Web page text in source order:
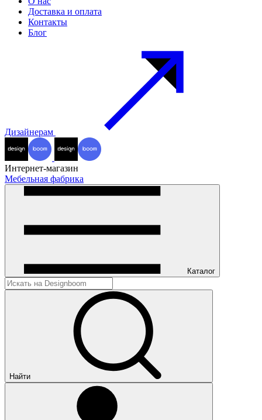
Доставка и оплата
Контакты
Блог
Дизайнерам
Интернет-магазин
Мебельная фабрика
Каталог
Найти